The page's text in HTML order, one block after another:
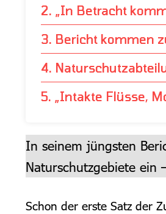
2. „In Betracht
3. Bericht kommen
4.
5. „Intakte Flüsse,
In seinem jüngsten
Naturschutzgebiete ein
Schon der erste Satz der